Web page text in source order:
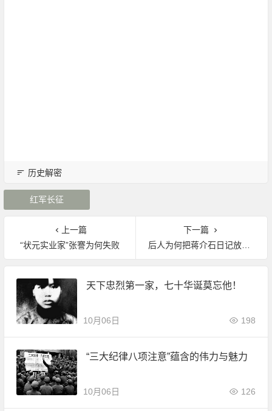
历史解密
红军长征
上一篇
“状元实业家”张謇为何失败
下一篇
后人为何把蒋介石日记放美国：害怕民进党
天下忠烈第一家，七十华诞莫忘他！
10月06日 198
“三大纪律八项注意”蕴含的伟力与魅力
10月06日 126